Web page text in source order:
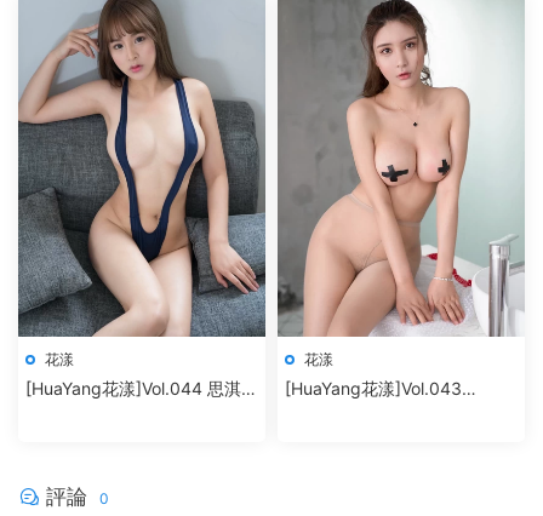
花漾
[HuaYang花漾]Vol.044 思淇
花漾
[HuaYang花漾]Vol.043
評論 0